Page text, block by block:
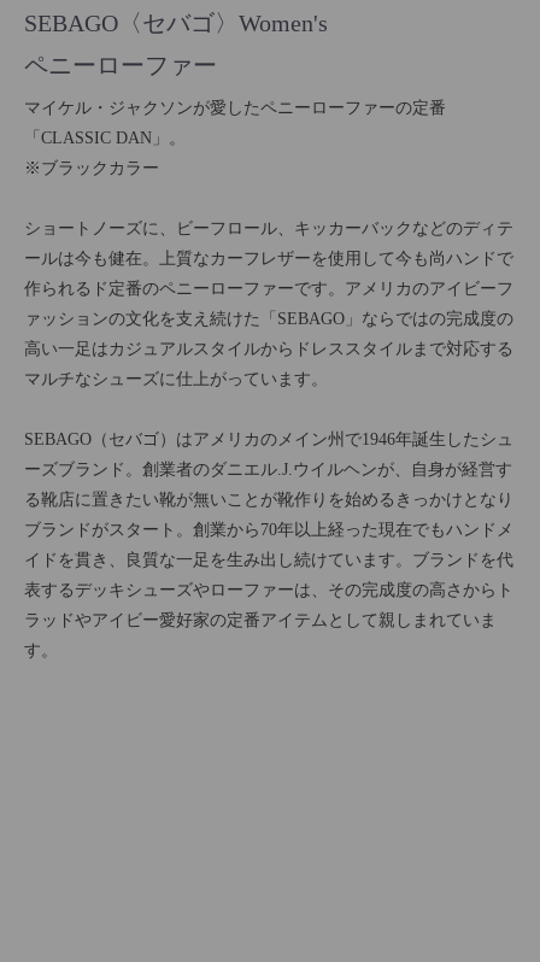
SEBAGO〈セバゴ〉Women's
ペニーローファー
マイケル・ジャクソンが愛したペニーローファーの定番
「CLASSIC DAN」。
※ブラックカラー
ショートノーズに、ビーフロール、キッカーバックなどのディテ
ールは今も健在。上質なカーフレザーを使用して今も尚ハンドで
作られるド定番のペニーローファーです。アメリカのアイビーフ
ァッションの文化を支え続けた「SEBAGO」ならではの完成度の
高い一足はカジュアルスタイルからドレススタイルまで対応する
マルチなシューズに仕上がっています。
SEBAGO（セバゴ）はアメリカのメイン州で1946年誕生したシュ
ーズブランド。創業者のダニエル.J.ウイルヘンが、自身が経営す
る靴店に置きたい靴が無いことが靴作りを始めるきっかけとなり
ブランドがスタート。創業から70年以上経った現在でもハンドメ
イドを貫き、良質な一足を生み出し続けています。ブランドを代
表するデッキシューズやローファーは、その完成度の高さからト
ラッドやアイビー愛好家の定番アイテムとして親しまれていま
す。